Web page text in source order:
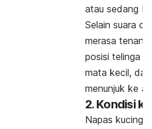
atau sedang
Selain suara
merasa
posisi telinga
mata kecil,
menunjuk ke
2. Kondisi
Napas kucing